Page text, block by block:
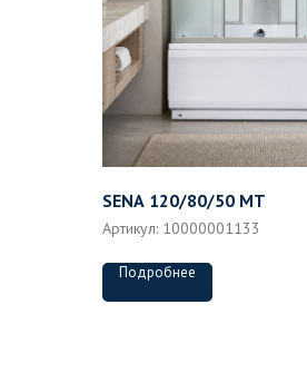
SENA 120/80/50 MT
Артикул: 10000001133
Подробнее